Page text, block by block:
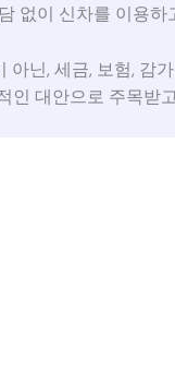
없이 신차를 이용
닌, 세금, 보험,
인 대안으로 주목받